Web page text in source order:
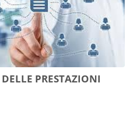
PRESTAZIONI